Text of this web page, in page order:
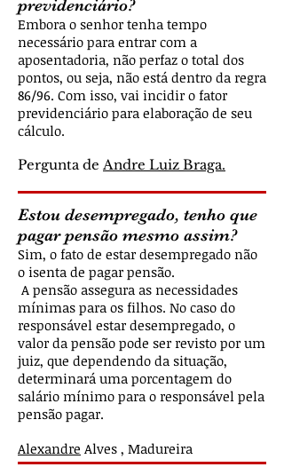
previdenciário?
Embora o senhor tenha tempo
necessário para entrar com a
aposentadoria, não perfaz o total dos
pontos, ou seja, não está dentro da regra
86/96. Com isso, vai incidir o fator
previdenciário para elaboração de seu
cálculo.
Pergunta de Andre Luiz Braga.
Estou desempregado, tenho que
pagar pensão mesmo assim?
Sim, o fato de estar desempregado não
o isenta de pagar pensão.
A pensão assegura as necessidades
mínimas para os filhos. No caso do
responsável estar desempregado, o
valor da pensão pode ser revisto por um
juiz, que dependendo da situação,
determinará uma porcentagem do
salário mínimo para o responsável pela
pensão pagar.
Alexandre Alves , Madureira